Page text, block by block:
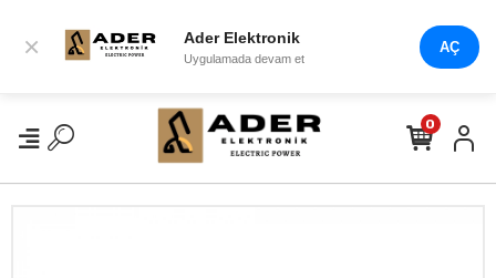
× Ader Elektronik
Uygulamada devam et
AÇ
0